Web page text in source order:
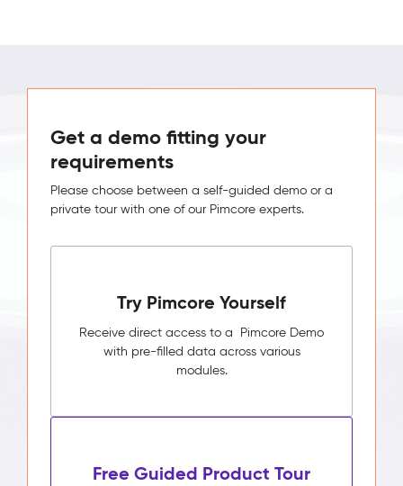
Get a demo fitting your
requirements
Please choose between a self-guided demo or a
private tour with one of our Pimcore experts.
Try Pimcore Yourself
Receive direct access to a Pimcore Demo
with pre-filled data across various
modules.
Free Guided Product Tour